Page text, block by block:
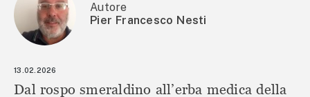
Autore
Pier Francesco Nesti
13.02.2026
Dal rospo smeraldino all’erba medica della